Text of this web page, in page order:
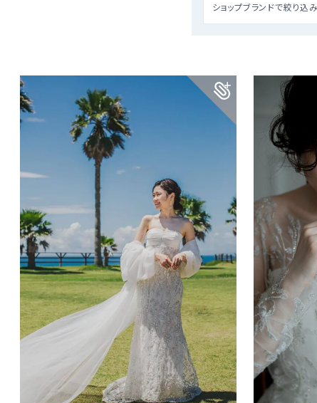
ショップブランドで絞り込み